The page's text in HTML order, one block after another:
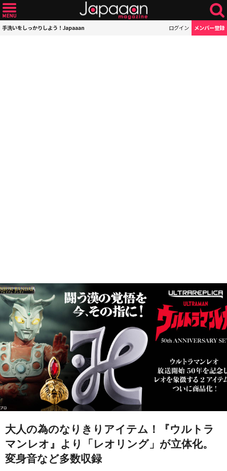
手洗いをしっかりしよう！Japaaan ログイン メンバー登録
大人の為のなりきりアイテム！『ウルトラ
マンレオ』より「レオリング」が立体化。
変身音など多数収録